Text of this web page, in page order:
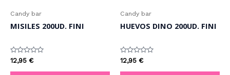
Candy bar
MISILES 200UD. FINI
Valorado
con
0
12,95 €
Candy bar
HUEVOS DINO 200UD. FINI
Valorado
con
0
12,95 €